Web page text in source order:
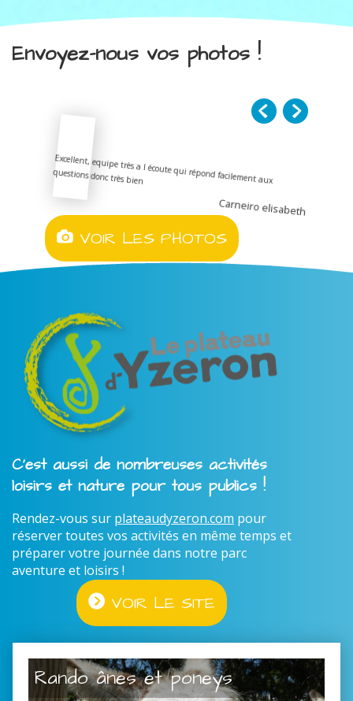
Envoyez-nous vos photos !
Excellent, equipe très a l écoute qui répond facilement aux
questions donc très bien
Carneiro elisabeth
VOIR LES PHOTOS
C'est aussi de nombreuses activités
loisirs et nature pour tous publics !
Rendez-vous sur plateaudyzeron.com pour
réserver toutes vos activités en même temps et
préparer votre journée dans notre parc
aventure et loisirs !
VOIR LE SITE
Rando ânes et poneys